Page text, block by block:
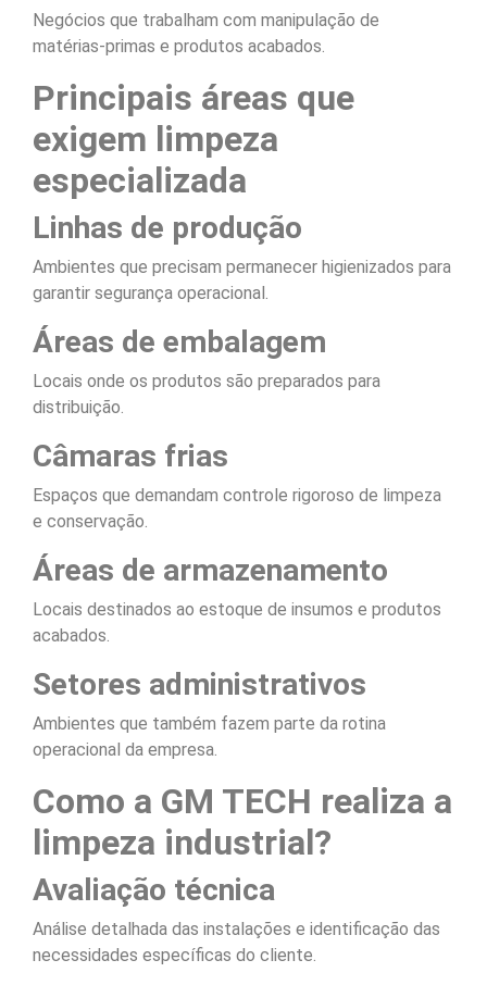
Negócios que trabalham com manipulação de
matérias-primas e produtos acabados.
Principais áreas que
exigem limpeza
especializada
Linhas de produção
Ambientes que precisam permanecer higienizados para
garantir segurança operacional.
Áreas de embalagem
Locais onde os produtos são preparados para
distribuição.
Câmaras frias
Espaços que demandam controle rigoroso de limpeza
e conservação.
Áreas de armazenamento
Locais destinados ao estoque de insumos e produtos
acabados.
Setores administrativos
Ambientes que também fazem parte da rotina
operacional da empresa.
Como a GM TECH realiza a
limpeza industrial?
Avaliação técnica
Análise detalhada das instalações e identificação das
necessidades específicas do cliente.